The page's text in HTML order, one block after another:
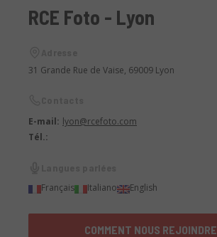
RCE Foto - Lyon
31 Grande Rue de Vaise, 69009 Lyon
E-mail: lyon@rcefoto.com
Tél.:
Français
Italiano English
COMMENT NOUS REJOINDRE